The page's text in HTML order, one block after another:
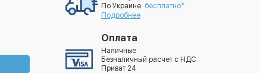
По Украине: бесплатно*
Подробнее
Оплата
Наличные
Безналичный расчет с НДС
Приват 24